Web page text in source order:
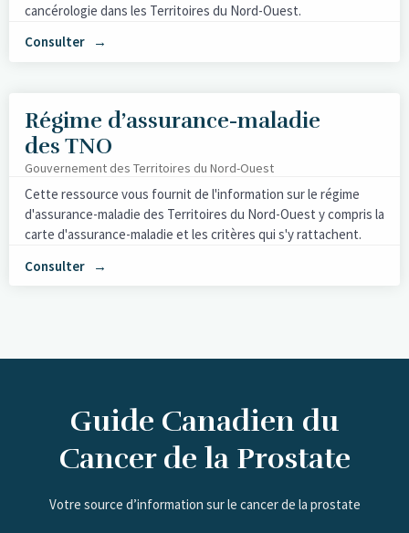
cancérologie dans les Territoires du Nord-Ouest.
Consulter
Régime d’assurance-maladie
des TNO
Gouvernement des Territoires du Nord-Ouest
Cette ressource vous fournit de l'information sur le régime
d'assurance-maladie des Territoires du Nord-Ouest y compris la
carte d'assurance-maladie et les critères qui s'y rattachent.
Consulter
Guide Canadien du
Cancer de la Prostate
Votre source d’information sur le cancer de la prostate